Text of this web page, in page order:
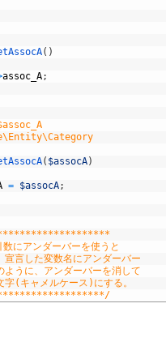
( )
assoc_A;
( $assocA)
= $assocA;
アンダーバーを使うと
した変数名にアンダーバー
に、アンダーバーを消して
ャメルケース)にする。